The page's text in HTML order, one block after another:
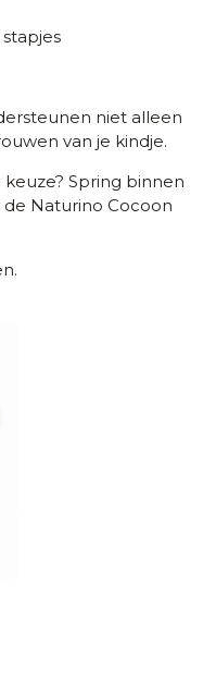
niet alleen
van je kindje.
Spring binnen
Naturino Cocoon